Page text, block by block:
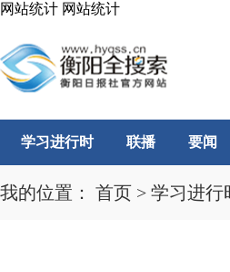
网站统计 网站统计
学习进行时 联播 要闻
我的位置： 首页 > 学习进行